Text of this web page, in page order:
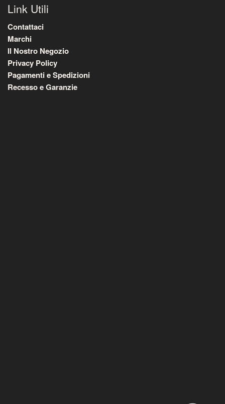
Link Utili
Contattaci
Marchi
Il Nostro Negozio
Privacy Policy
Pagamenti e Spedizioni
Recesso e Garanzie